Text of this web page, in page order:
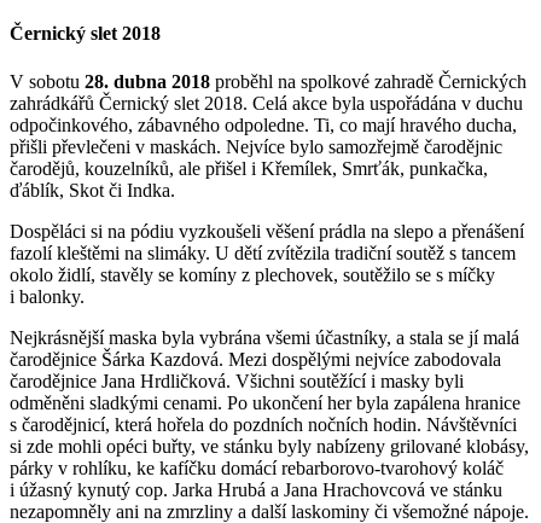
Černický slet 2018
V sobotu 28. dubna 2018 proběhl na spolkové zahradě Černických
zahrádkářů Černický slet 2018. Celá akce byla uspořádána v duchu
odpočinkového, zábavného odpoledne. Ti, co mají hravého ducha,
přišli převlečeni v maskách. Nejvíce bylo samozřejmě čarodějnic
čarodějů, kouzelníků, ale přišel i Křemílek, Smrťák, punkačka,
ďáblík, Skot či Indka.
Dospěláci si na pódiu vyzkoušeli věšení prádla na slepo a přenášení
fazolí kleštěmi na slimáky. U dětí zvítězila tradiční soutěž s tancem
okolo židlí, stavěly se komíny z plechovek, soutěžilo se s míčky
i balonky.
Nejkrásnější maska byla vybrána všemi účastníky, a stala se jí malá
čarodějnice Šárka Kazdová. Mezi dospělými nejvíce zabodovala
čarodějnice Jana Hrdličková. Všichni soutěžící i masky byli
odměněni sladkými cenami. Po ukončení her byla zapálena hranice
s čarodějnicí, která hořela do pozdních nočních hodin. Návštěvníci
si zde mohli opéci buřty, ve stánku byly nabízeny grilované klobásy,
párky v rohlíku, ke kafíčku domácí rebarborovo-tvarohový koláč
i úžasný kynutý cop. Jarka Hrubá a Jana Hrachovcová ve stánku
nezapomněly ani na zmrzliny a další laskominy či všemožné nápoje.